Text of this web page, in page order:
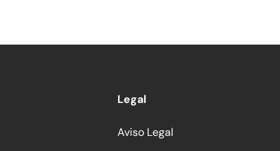
Legal
Aviso Legal